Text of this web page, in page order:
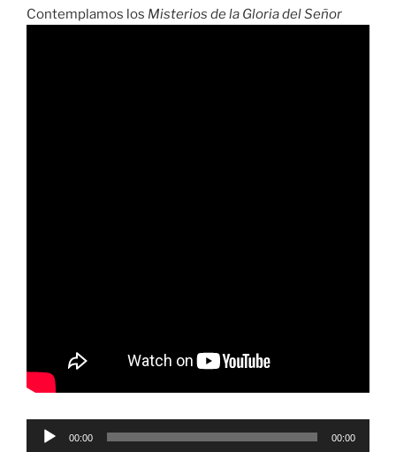
Contemplamos los Misterios de la Gloria del Señor
Reproductor
00:00 00:00